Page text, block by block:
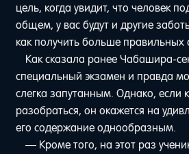
цель, когда увидит, что человек
общем, у вас будут и другие
как получить больше правильных
Как сказала ранее Чабашира-
специальный экзамен и правда
слегка запутанным. Однако, если
разобраться, он окажется на
его содержание однообразным.
— Кроме того, на этот раз